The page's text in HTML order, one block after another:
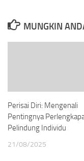
MUNGKIN
Perisai Diri: Mengenali
Pentingnya
Pelindung Individu
21/08/2025